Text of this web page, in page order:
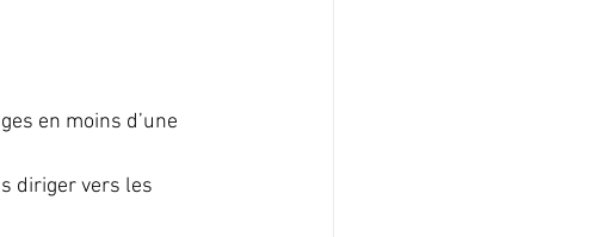
en moins d’une
diriger vers les